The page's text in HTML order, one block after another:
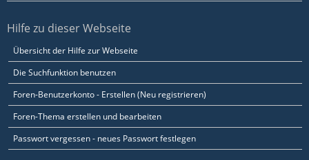
Hilfe zu dieser Webseite
Übersicht der Hilfe zur Webseite
Die Suchfunktion benutzen
Foren-Benutzerkonto - Erstellen (Neu registrieren)
Foren-Thema erstellen und bearbeiten
Passwort vergessen - neues Passwort festlegen